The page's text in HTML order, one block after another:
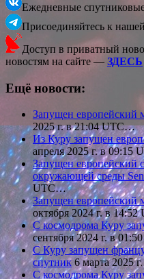
Ежедневные
Присоединяйтесь к
Доступ в приватный
новостям на сайте — ЗДЕСЬ
Ещё новости:
Запущен европейский
2025 г. в 21:04 UTC…
Из Куру запущен
апреля 2025 г. в 09:15
Запущен европейский
окружающей среды
UTC…
Запущен европейский
октября 2024 г. в
С космодрома Куру
сентября 2024 г. в
С Куру запущен
спутник6 марта 2025
С космодрома Куру